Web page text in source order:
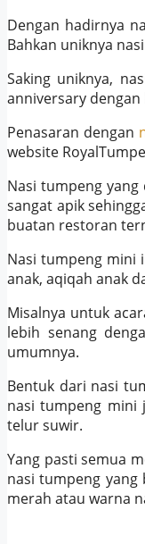
Dengan hadirnya
Bahkan uniknya
Saking uniknya,
anniversary
Penasaran dengan
website
Nasi tumpeng
sangat apik
buatan restoran
Nasi tumpeng mini
anak, aqiqah anak
Misalnya untuk
lebih senang
umumnya.
Bentuk dari nasi
nasi tumpeng mini
telur suwir.
Yang pasti semua
nasi tumpeng yang
merah atau warna